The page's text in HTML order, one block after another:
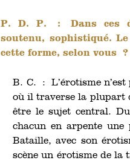
P. D. P. : Dans ces
soutenu, sophistiqué. Le
cette forme, selon vous ?
B. C. : L’érotisme n’est
où il traverse la plupart
être le sujet central.
chacun en arpente une
Bataille, avec son
scène un érotisme de la